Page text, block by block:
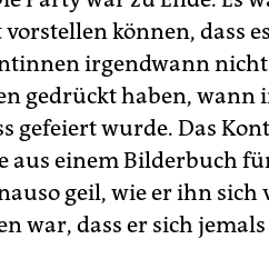
können, dass
irgendwann
gedrückt haben,
gefeiert wurde. Das
aus einem Bilderbuch
geil, wie er ihn
war, dass er sich